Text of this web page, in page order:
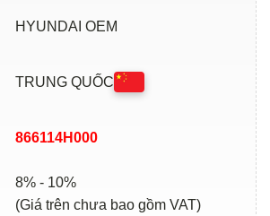
HYUNDAI OEM
TRUNG QUỐC
866114H000
8% - 10%
(Giá trên chưa bao gồm VAT)